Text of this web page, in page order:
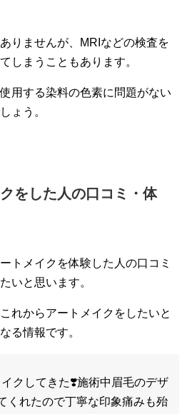
りませんが、MRIなどの検査を
しまうこともあります。
用する染料の色素に問題がない
ょう。
をした人の口コミ・体
トメイクを体験した人の口コミ
いと思います。
れからアートメイクをしたいと
る情報です。
クしてきた❣️施術中眉毛のデザ
くれたので丁寧な印象痛みも殆